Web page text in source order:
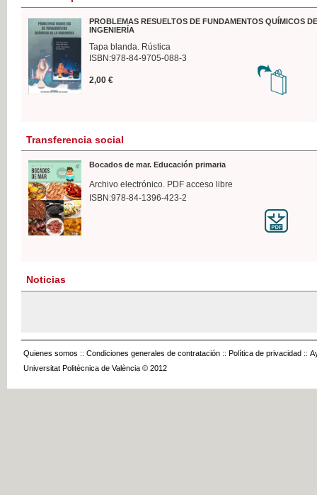
PROBLEMAS RESUELTOS DE FUNDAMENTOS QUÍMICOS
INGENIERÍA
Tapa blanda. Rústica
ISBN:978-84-9705-088-3
2,00 €
Transferencia social
Bocados de mar. Educación primaria
Archivo electrónico. PDF acceso libre
ISBN:978-84-1396-423-2
Noticias
Quienes somos :: Condiciones generales de contratación :: Política de privacidad ::
Universitat Politècnica de València © 2012